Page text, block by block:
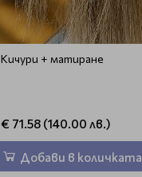
Кичури + матиране
€ 71.58 (140.00 лв.)
Добави в количката